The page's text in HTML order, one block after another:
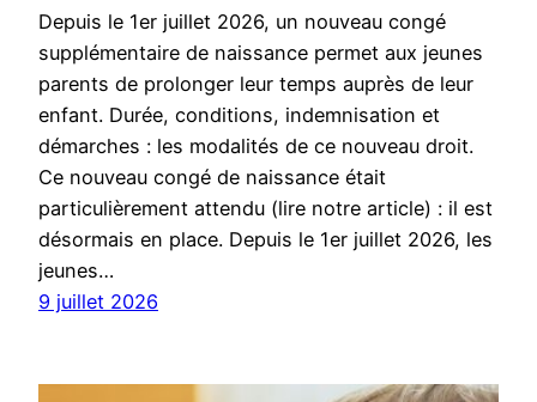
Depuis le 1er juillet 2026, un nouveau congé
supplémentaire de naissance permet aux jeunes
parents de prolonger leur temps auprès de leur
enfant. Durée, conditions, indemnisation et
démarches : les modalités de ce nouveau droit.
Ce nouveau congé de naissance était
particulièrement attendu (lire notre article) : il est
désormais en place. Depuis le 1er juillet 2026, les
jeunes…
9 juillet 2026